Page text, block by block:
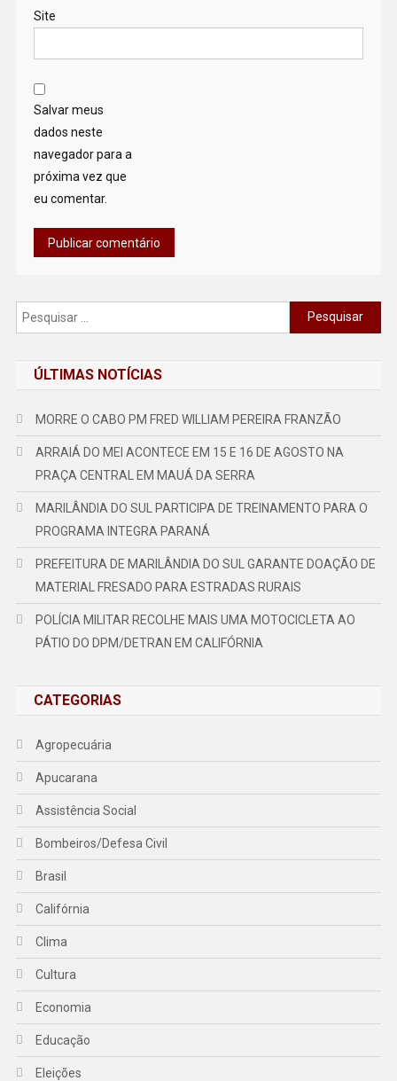
Site
Salvar meus
dados neste
navegador para a
próxima vez que
eu comentar.
Pesquisar
por:
ÚLTIMAS NOTÍCIAS
MORRE O CABO PM FRED WILLIAM PEREIRA FRANZÃO
ARRAIÁ DO MEI ACONTECE EM 15 E 16 DE AGOSTO NA
PRAÇA CENTRAL EM MAUÁ DA SERRA
MARILÂNDIA DO SUL PARTICIPA DE TREINAMENTO PARA O
PROGRAMA INTEGRA PARANÁ
PREFEITURA DE MARILÂNDIA DO SUL GARANTE DOAÇÃO DE
MATERIAL FRESADO PARA ESTRADAS RURAIS
POLÍCIA MILITAR RECOLHE MAIS UMA MOTOCICLETA AO
PÁTIO DO DPM/DETRAN EM CALIFÓRNIA
CATEGORIAS
Agropecuária
Apucarana
Assistência Social
Bombeiros/Defesa Civil
Brasil
Califórnia
Clima
Cultura
Economia
Educação
Eleições